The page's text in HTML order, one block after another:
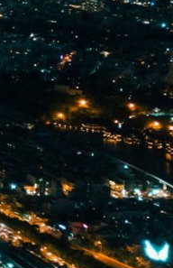
Yen
Yen
de
la